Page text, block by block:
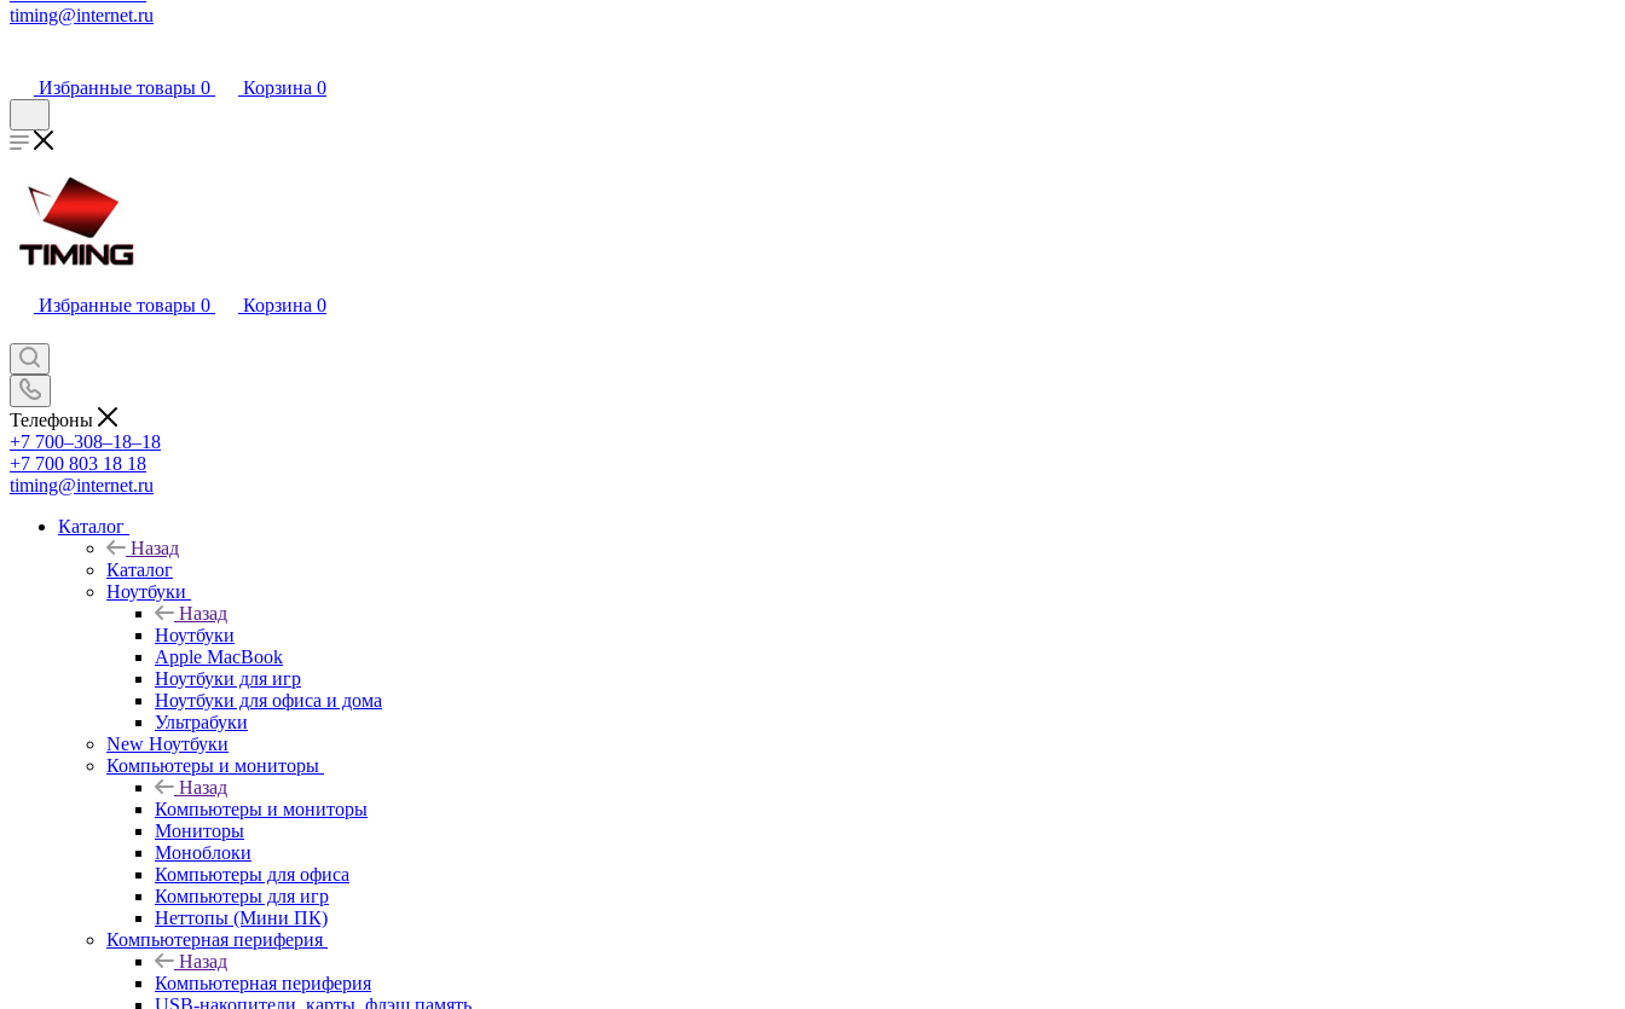
timing@internet.ru
Избранные товары 0 Корзина 0
Избранные товары 0 Корзина 0
Телефоны
+7 700‒308‒18‒18
+7 700 803 18 18
timing@internet.ru
Каталог
Назад
Каталог
Ноутбуки
Назад
Ноутбуки
Apple MacBook
Ноутбуки для игр
Ноутбуки для офиса и дома
Ультрабуки
New Ноутбуки
Компьютеры и мониторы
Назад
Компьютеры и мониторы
Мониторы
Моноблоки
Компьютеры для офиса
Компьютеры для игр
Неттопы (Мини ПК)
Компьютерная периферия
Назад
Компьютерная периферия
USB-накопители, карты, флэш память